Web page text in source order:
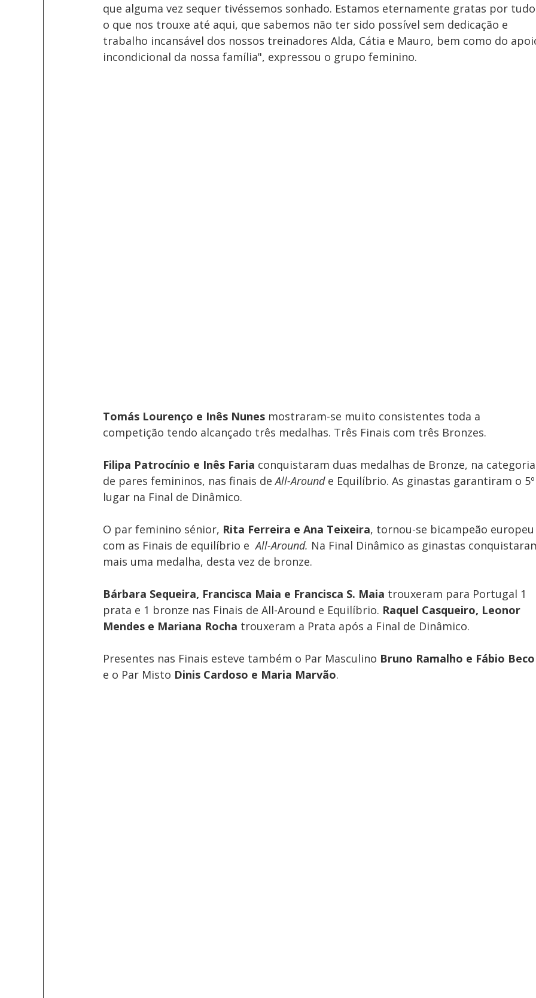
que alguma vez sequer tivéssemos sonhado. Estamos eternamente gratas por tudo
o que nos trouxe até aqui, que sabemos não ter sido possível sem dedicação e
trabalho incansável dos nossos treinadores Alda, Cátia e Mauro, bem como do
incondicional da nossa família", expressou o grupo feminino.
Tomás Lourenço e Inês Nunes mostraram-se muito consistentes toda a
competição tendo alcançado três medalhas. Três Finais com três Bronzes.
Filipa Patrocínio e Inês Faria conquistaram duas medalhas de Bronze, na categoria
de pares femininos, nas finais de All-Around e Equilíbrio. As ginastas garantiram o 5º
lugar na Final de Dinâmico.
O par feminino sénior, Rita Ferreira e Ana Teixeira, tornou-se bicampeão europeu
com as Finais de equilíbrio e All-Around. Na Final Dinâmico as ginastas
mais uma medalha, desta vez de bronze.
Bárbara Sequeira, Francisca Maia e Francisca S. Maia trouxeram para Portugal 1
prata e 1 bronze nas Finais de All-Around e Equilíbrio. Raquel Casqueiro, Leonor
Mendes e Mariana Rocha trouxeram a Prata após a Final de Dinâmico.
Presentes nas Finais esteve também o Par Masculino Bruno Ramalho e Fábio Beco
e o Par Misto Dinis Cardoso e Maria Marvão.